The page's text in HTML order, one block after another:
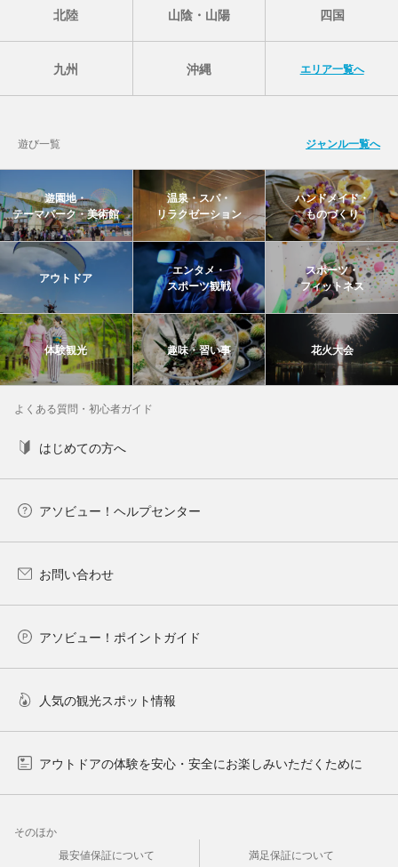
北陸 山陰・山陽 四国
九州 沖縄 エリア一覧へ
遊び一覧 ジャンル一覧へ
遊園地・
テーマパーク・美術館
温泉・スパ・
リラクゼーション
ハンドメイド・
ものづくり
アウトドア
エンタメ・
スポーツ観戦
スポーツ・
フィットネス
体験観光 趣味・習い事 花火大会
よくある質問・初心者ガイド
はじめての方へ
アソビュー！ヘルプセンター
お問い合わせ
アソビュー！ポイントガイド
人気の観光スポット情報
アウトドアの体験を安心・安全にお楽しみいただくために
そのほか
最安値保証について
満足保証について